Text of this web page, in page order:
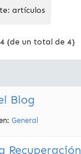
artículos
(de un total de 4)
Blog
General
Recuperación